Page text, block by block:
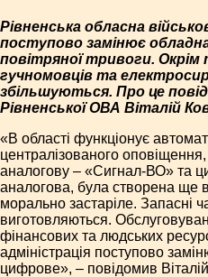
Рівненська обласна
поступово замінює
повітряної тривоги. Окрім
гучномовців та
збільшуються. Про це
Рівненської ОВА Віталій
«В області функціонує
централізованого
аналогову – «Сигнал-ВО» та
аналогова, була створена ще
морально застаріле. Запасні
виготовляються.
фінансових та людських
адміністрація поступово
цифрове», – повідомив